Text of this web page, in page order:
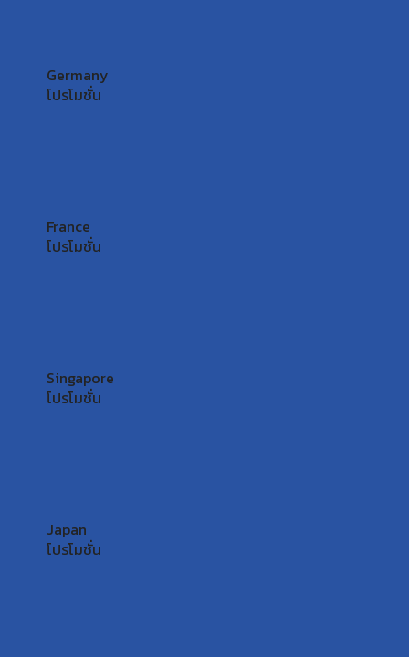
Germany
โปรโมชั่น
France
โปรโมชั่น
Singapore
โปรโมชั่น
Japan
โปรโมชั่น